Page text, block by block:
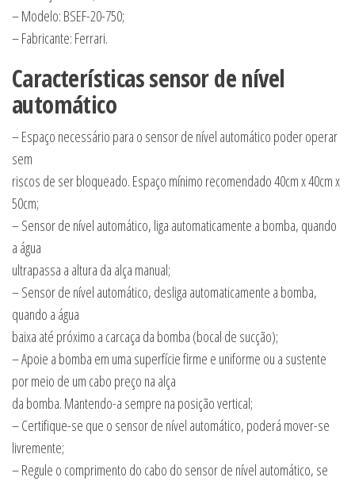
– Modelo: BSEF-20-750;
– Fabricante: Ferrari.
Características sensor de nível
automático
– Espaço necessário para o sensor de nível automático poder operar
sem
riscos de ser bloqueado. Espaço mínimo recomendado 40cm x 40cm x
50cm;
– Sensor de nível automático, liga automaticamente a bomba, quando
a água
ultrapassa a altura da alça manual;
– Sensor de nível automático, desliga automaticamente a bomba,
quando a água
baixa até próximo a carcaça da bomba (bocal de sucção);
– Apoie a bomba em uma superfície firme e uniforme ou a sustente
por meio de um cabo preço na alça
da bomba. Mantendo-a sempre na posição vertical;
– Certifique-se que o sensor de nível automático, poderá mover-se
livremente;
– Regule o comprimento do cabo do sensor de nível automático, se